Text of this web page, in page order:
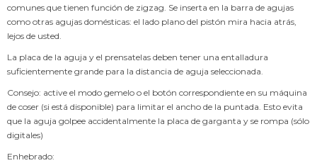
comunes que tienen función de zigzag. Se inserta en la barra de agujas
como otras agujas domésticas: el lado plano del pistón mira hacia atrás,
lejos de usted.
La placa de la aguja y el prensatelas deben tener una entalladura
suficientemente grande para la distancia de aguja seleccionada.
Consejo: active el modo gemelo o el botón correspondiente en su máquina
de coser (si está disponible) para limitar el ancho de la puntada. Esto evita
que la aguja golpee accidentalmente la placa de garganta y se rompa (sólo
digitales)
Enhebrado: